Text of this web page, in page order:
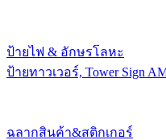
ป้ายไฟ & อักษรโลหะ
ป้ายทาวเวอร์, Tower Sign
ฉลากสินค้า&สติกเกอร์